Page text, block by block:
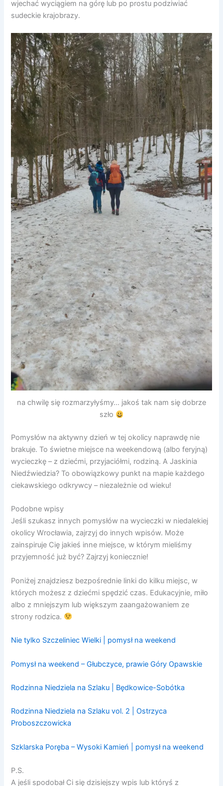
wjechać wyciągiem na górę lub po prostu podziwiać
sudeckie krajobrazy.
na chwilę się rozmarzyłyśmy… jakoś tak nam się dobrze
szło
Pomysłów na aktywny dzień w tej okolicy naprawdę nie
brakuje. To świetne miejsce na weekendową (albo feryjną)
wycieczkę – z dziećmi, przyjaciółmi, rodziną. A Jaskinia
Niedźwiedzia? To obowiązkowy punkt na mapie każdego
ciekawskiego odkrywcy – niezależnie od wieku!
Podobne wpisy
Jeśli szukasz innych pomysłów na wycieczki w niedalekiej
okolicy Wrocławia, zajrzyj do innych wpisów. Może
zainspiruje Cię jakieś inne miejsce, w którym mieliśmy
przyjemność już być? Zajrzyj koniecznie!
Poniżej znajdziesz bezpośrednie linki do kilku miejsc, w
których możesz z dziećmi spędzić czas. Edukacyjnie, miło
albo z mniejszym lub większym zaangażowaniem ze
strony rodzica.
Nie tylko Szczeliniec Wielki | pomysł na weekend
Pomysł na weekend – Głubczyce, prawie Góry Opawskie
Rodzinna Niedziela na Szlaku | Będkowice-Sobótka
Rodzinna Niedziela na Szlaku vol. 2 | Ostrzyca
Proboszczowicka
Szklarska Poręba – Wysoki Kamień | pomysł na weekend
P.S.
A jeśli spodobał Ci się dzisiejszy wpis lub któryś z